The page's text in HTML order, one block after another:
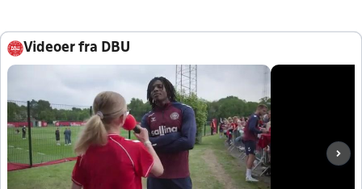
Videoer fra DBU